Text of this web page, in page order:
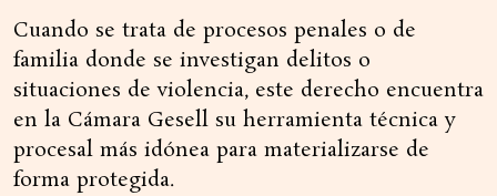
Cuando se trata de procesos penales o de
familia donde se investigan delitos o
situaciones de violencia, este derecho encuentra
en la Cámara Gesell su herramienta técnica y
procesal más idónea para materializarse de
forma protegida.